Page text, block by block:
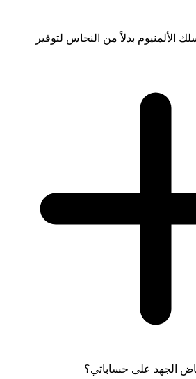
الألمنيوم بدلاً من النحاس لتوفير
الجهد على حساباتي؟